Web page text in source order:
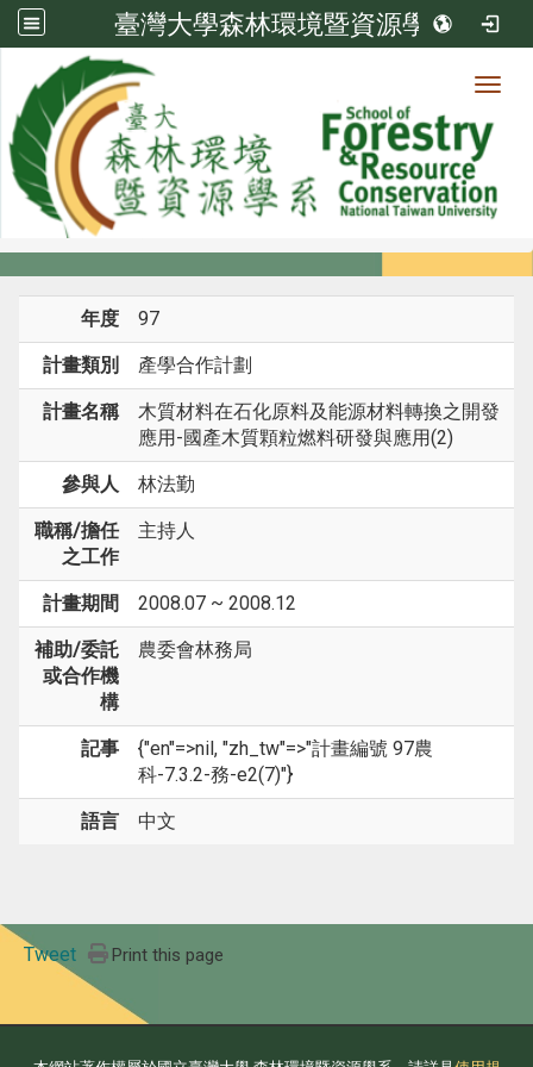
臺灣大學森林環境暨資源學系
系所成員
系所成員
年度 97
計畫類別 產學合作計劃
計畫名稱
木質材料在石化原料及能源材料轉換之開發
應用-國產木質顆粒燃料研發與應用(2)
參與人 林法勤
職稱/擔任
之工作
主持人
計畫期間 2008.07 ~ 2008.12
補助/委託
或合作機
構
農委會林務局
記事
{"en"=>nil, "zh_tw"=>"計畫編號 97農
科-7.3.2-務-e2(7)"}
語言 中文
Tweet Print this page